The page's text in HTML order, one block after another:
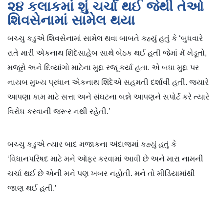
૨૪ કલાકમાં શું ચર્ચા થઈ જેથી તેઓ
શિવસેનામાં સામેલ થયા
બચ્ચુ કડુએ શિવસેનામાં સામેલ થવા બાબતે કહ્યું હતું કે ‘બુધવારે
રાતે મારી એકનાથ શિંદેસાહેબ સાથે બેઠક થઈ હતી જેમાં મેં ખેડૂતો,
મજૂરો અને દિવ્યાંગો માટેના મુદ્દા રજૂ કર્યા હતા. એ બધા મુદ્દા પર
નાયબ મુખ્ય પ્રધાન એકનાથ શિંદેએ સહમતી દર્શાવી હતી. જ્યારે
આપણા કામ માટે સત્તા અને સંઘટના બન્ને આપણને સપોર્ટ કરે ત્યારે
વિરોધ કરવાની જરૂર નથી રહેતી.’
બચ્ચુ કડુએ ત્યાર બાદ મજાકના અંદાજમાં કહ્યું હતું કે
‘વિધાનપરિષદ માટે મને ઑફર કરવામાં આવી છે અને મારા નામની
ચર્ચા થઈ છે એની મને પણ ખબર નહોતી. મને તો મીડિયામાંથી
જાણ થઈ હતી.’